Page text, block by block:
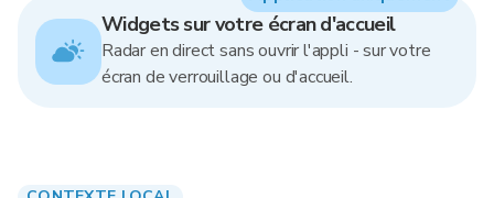
Widgets sur votre écran d'accueil
Radar en direct sans ouvrir l'appli - sur votre
écran de verrouillage ou d'accueil.